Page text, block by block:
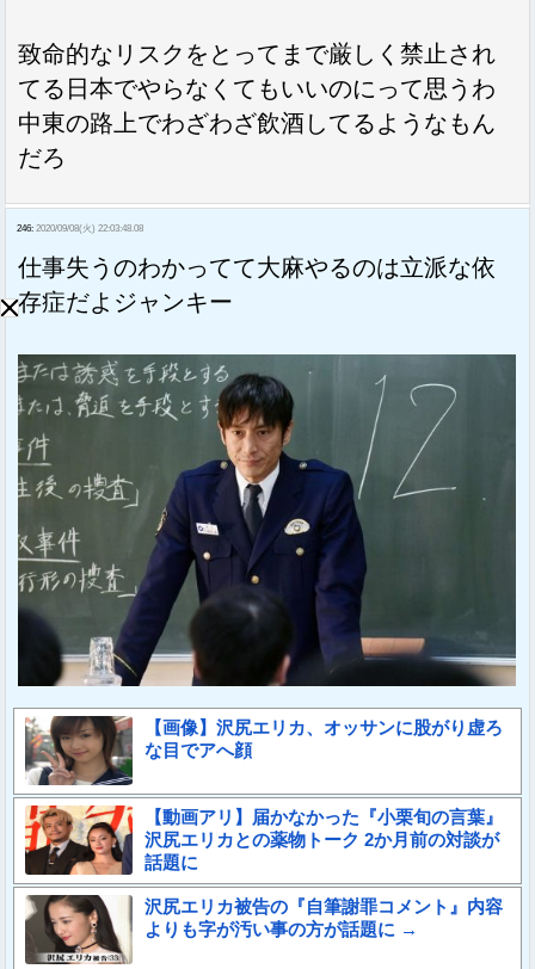
致命的なリスクをとってまで厳しく禁止され
てる日本でやらなくてもいいのにって思うわ
中東の路上でわざわざ飲酒してるようなもん
だろ
246: 2020/09/08(火) 22:03:48.08
仕事失うのわかってて大麻やるのは立派な依
存症だよジャンキー
【画像】沢尻エリカ、オッサンに股がり虚ろ
な目でアへ顔
【動画アリ】届かなかった『小栗旬の言葉』
沢尻エリカとの薬物トーク 2か月前の対談が
話題に
沢尻エリカ被告の『自筆謝罪コメント』内容
よりも字が汚い事の方が話題に →